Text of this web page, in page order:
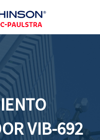
VIB-692